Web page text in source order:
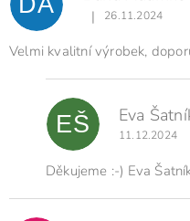
s
o
Hodnocení
| 26.11.2024
Velmi kvalitní výrobek,
EŠ Eva
11.12.2024
Děkujeme :-) Eva